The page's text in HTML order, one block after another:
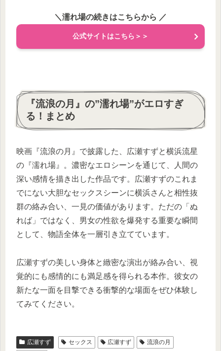
＼濡れ場の続きはこちらから ／
公式サイトはこちら＞＞
『流浪の月』の”濡れ場”がエロすぎ
る！まとめ
映画『流浪の月』で披露した、広瀬すずと横浜流星
の『濡れ場』。濃密なエロシーンを通じて、人間の
深い感情を描き出した作品です。広瀬すずのこれま
でにない大胆なセックスシーンに横浜さんと相性抜
群の絡み合い、一見の価値があります。ただの「ぬ
れば」ではなく、男女の性欲を爆発する重要な瞬間
として、物語全体を一層引き立てています。
広瀬すずの美しい身体と緻密な演出が絡み合い、視
覚的にも感情的にも満足感を得られる本作。彼女の
新たな一面を目撃できる衝撃的な場面をぜひ体験し
てみてください。
広瀬すず セックス 広瀬すず
流浪の月